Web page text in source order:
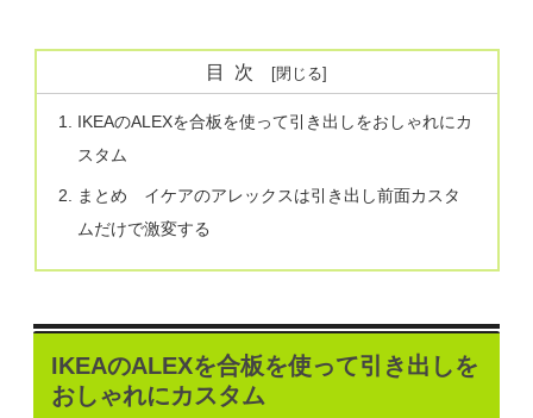
目次
IKEAのALEXを合板を使って引き出しをおしゃれにカ
スタム
まとめ イケアのアレックスは引き出し前面カスタ
ムだけで激変する
IKEAのALEXを合板を使って引き出しを
おしゃれにカスタム